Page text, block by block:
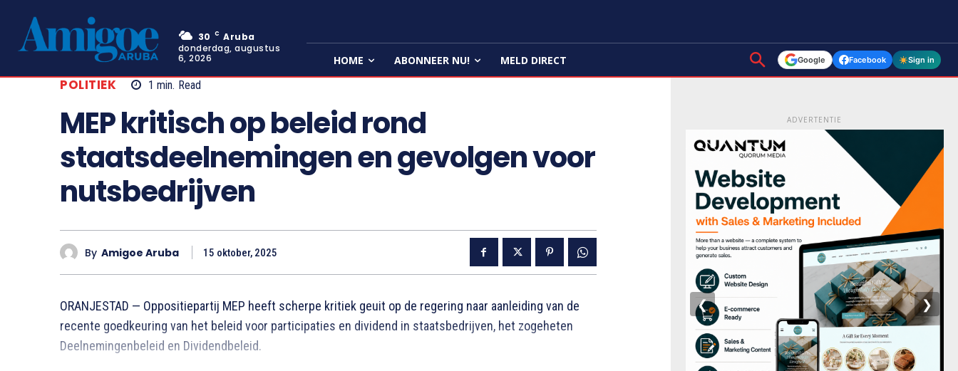
30 C Aruba
donderdag, augustus
6, 2026
HOME ABONNEER NU! MELD DIRECT Google Facebook Sign in
POLITIEK 1 min. Read
MEP kritisch op beleid rond
staatsdeelnemingen en gevolgen voor
nutsbedrijven
By Amigoe Aruba 15 oktober, 2025
ORANJESTAD — Oppositiepartij MEP heeft scherpe kritiek geuit op de regering naar aanleiding van de
recente goedkeuring van het beleid voor participaties en dividend in staatsbedrijven, het zogeheten
Deelnemingenbeleid en Dividendbeleid.
ADVERTENTIE
❮ ❯